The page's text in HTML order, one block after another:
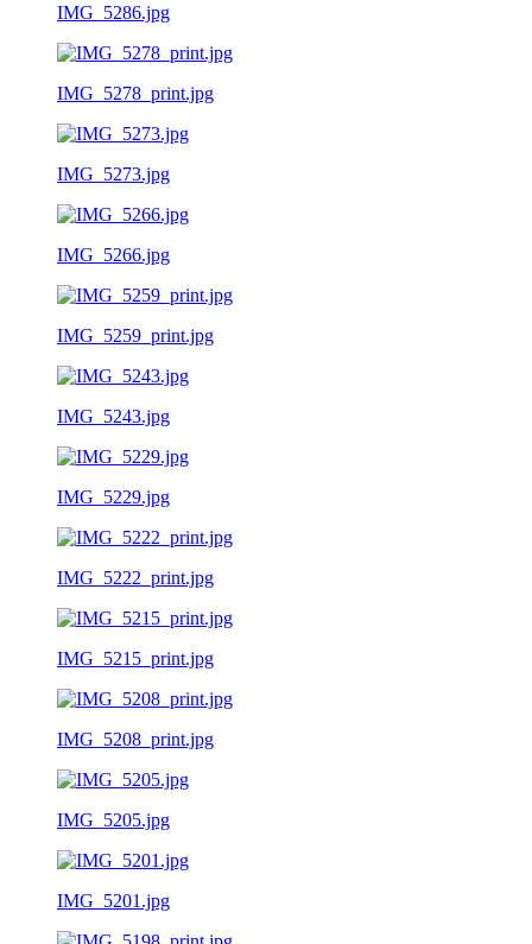
IMG_5286.jpg
IMG_5278_print.jpg
IMG_5273.jpg
IMG_5266.jpg
IMG_5259_print.jpg
IMG_5243.jpg
IMG_5229.jpg
IMG_5222_print.jpg
IMG_5215_print.jpg
IMG_5208_print.jpg
IMG_5205.jpg
IMG_5201.jpg